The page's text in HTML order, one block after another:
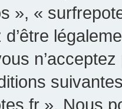
», «
». Nous